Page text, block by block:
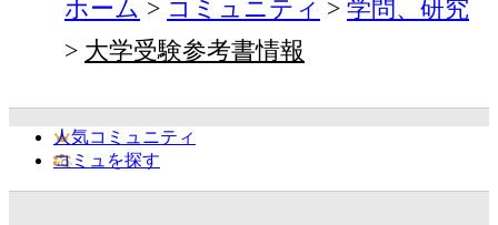
ホーム コミュニティ
学問、研究
大学受験参考書情報
人気コミュニティ
コミュを探す